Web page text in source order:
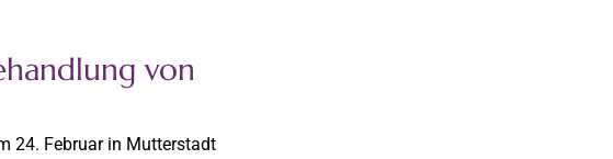
von
24. Februar in Mutterstadt